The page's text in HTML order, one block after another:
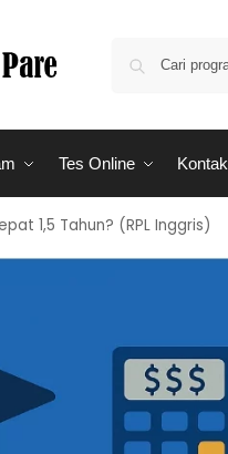
Tes Online Kontak
1,5 Tahun? (RPL Inggris)